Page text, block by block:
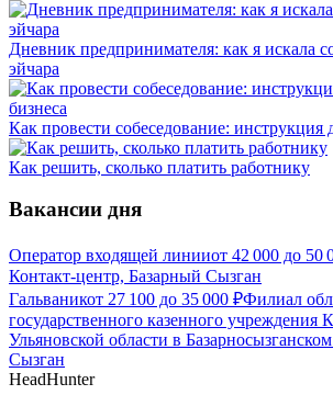
Дневник предпринимателя: как я искала
эйчара
Как провести собеседование: инструкция
Как решить, сколько платить работнику
Вакансии дня
Оператор входящей линииот 42 000 до 50
Контакт-центр, Базарный Сызган
Гальваникот 27 100 до 35 000 ₽Филиал
государственного казенного учреждения
Ульяновской области в
Сызган
HeadHunter